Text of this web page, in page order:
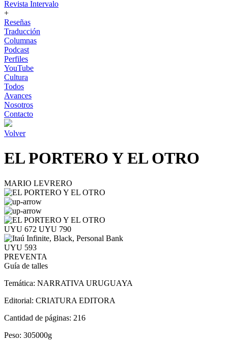
Revista Intervalo
+
Reseñas
Traducción
Columnas
Podcast
Perfiles
YouTube
Cultura
Todos
Avances
Nosotros
Contacto
Volver
EL PORTERO Y EL OTRO
MARIO LEVRERO
UYU 672 UYU 790
UYU 593
PREVENTA
Guía de talles
Temática: NARRATIVA URUGUAYA
Editorial: CRIATURA EDITORA
Cantidad de páginas: 216
Peso: 305000g